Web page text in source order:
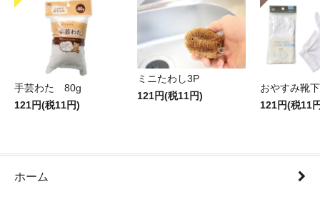
手芸わた 80g
121円(税11円)
ミニたわし3P
121円(税11円)
おやすみ靴下
121円(税11
ホーム